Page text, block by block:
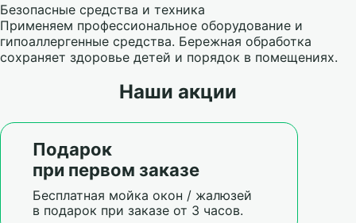
Безопасные средства и техника
Применяем профессиональное оборудование и
гипоаллергенные средства. Бережная обработка
сохраняет здоровье детей и порядок в помещениях.
Наши акции
Подарок
при первом заказе
Бесплатная мойка окон / жалюзей
в подарок при заказе от 3 часов.